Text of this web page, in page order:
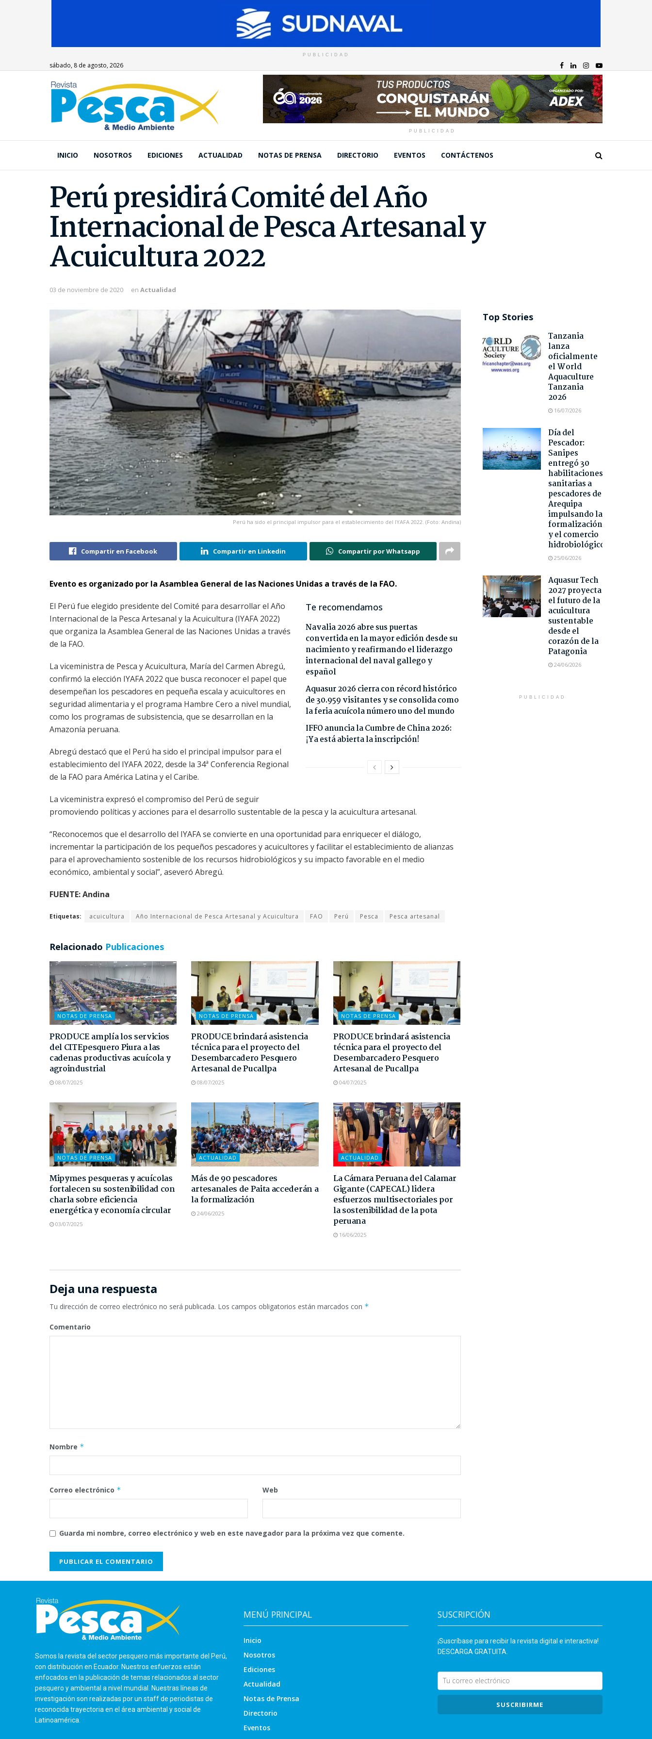
PUBLICIDAD
sábado, 8 de agosto, 2026
PUBLICIDAD
INICIO NOSOTROS EDICIONES ACTUALIDAD NOTAS DE PRENSA DIRECTORIO EVENTOS CONTÁCTENOS
Perú presidirá Comité del Año
Internacional de Pesca Artesanal y
Acuicultura 2022
03 de noviembre de 2020 en Actualidad
Perú ha sido el principal impulsor para el establecimiento del IYAFA 2022. (Foto: Andina)
Compartir en Facebook Compartir en Linkedin Compartir por Whatsapp
Evento es organizado por la Asamblea General de las Naciones Unidas a través de la FAO.
Te recomendamos
Navalia 2026 abre sus puertas
convertida en la mayor edición desde su
nacimiento y reafirmando el liderazgo
internacional del naval gallego y
español
Aquasur 2026 cierra con récord histórico
de 30.959 visitantes y se consolida como
la feria acuícola número uno del mundo
IFFO anuncia la Cumbre de China 2026:
¡Ya está abierta la inscripción!
El Perú fue elegido presidente del Comité para desarrollar el Año
Internacional de la Pesca Artesanal y la Acuicultura (IYAFA 2022)
que organiza la Asamblea General de las Naciones Unidas a través
de la FAO.
La viceministra de Pesca y Acuicultura, María del Carmen Abregú,
confirmó la elección IYAFA 2022 que busca reconocer el papel que
desempeñan los pescadores en pequeña escala y acuicultores en
seguridad alimentaria y el programa Hambre Cero a nivel mundial,
como los programas de subsistencia, que se desarrollan en la
Amazonía peruana.
Abregú destacó que el Perú ha sido el principal impulsor para el
establecimiento del IYAFA 2022, desde la 34ª Conferencia Regional
de la FAO para América Latina y el Caribe.
La viceministra expresó el compromiso del Perú de seguir
promoviendo políticas y acciones para el desarrollo sustentable de la pesca y la acuicultura artesanal.
“Reconocemos que el desarrollo del IYAFA se convierte en una oportunidad para enriquecer el diálogo,
incrementar la participación de los pequeños pescadores y acuicultores y facilitar el establecimiento de alianzas
para el aprovechamiento sostenible de los recursos hidrobiológicos y su impacto favorable en el medio
económico, ambiental y social”, aseveró Abregú.
FUENTE: Andina
Etiquetas: acuicultura Año Internacional de Pesca Artesanal y Acuicultura FAO Perú Pesca Pesca artesanal
Relacionado Publicaciones
NOTAS DE PRENSA
PRODUCE amplía los servicios
del CITEpesquero Piura a las
cadenas productivas acuícola y
agroindustrial
08/07/2025
NOTAS DE PRENSA
PRODUCE brindará asistencia
técnica para el proyecto del
Desembarcadero Pesquero
Artesanal de Pucallpa
08/07/2025
NOTAS DE PRENSA
PRODUCE brindará asistencia
técnica para el proyecto del
Desembarcadero Pesquero
Artesanal de Pucallpa
04/07/2025
NOTAS DE PRENSA
Mipymes pesqueras y acuícolas
fortalecen su sostenibilidad con
charla sobre eficiencia
energética y economía circular
03/07/2025
ACTUALIDAD
Más de 90 pescadores
artesanales de Paita accederán a
la formalización
24/06/2025
ACTUALIDAD
La Cámara Peruana del Calamar
Gigante (CAPECAL) lidera
esfuerzos multisectoriales por
la sostenibilidad de la pota
peruana
16/06/2025
Deja una respuesta
Tu dirección de correo electrónico no será publicada. Los campos obligatorios están marcados con *
Comentario
Nombre *
Correo electrónico * Web
Guarda mi nombre, correo electrónico y web en este navegador para la próxima vez que comente.
Top Stories
Tanzania
lanza
oficialmente
el World
Aquaculture
Tanzania
2026
16/07/2026
Día del
Pescador:
Sanipes
entregó 30
habilitaciones
sanitarias a
pescadores de
Arequipa
impulsando la
formalización
y el comercio
hidrobiológico
25/06/2026
Aquasur Tech
2027 proyecta
el futuro de la
acuicultura
sustentable
desde el
corazón de la
Patagonia
24/06/2026
PUBLICIDAD
Somos la revista del sector pesquero más importante del Perú,
con distribución en Ecuador. Nuestros esfuerzos están
enfocados en la publicación de temas relacionados al sector
pesquero y ambiental a nivel mundial. Nuestras líneas de
investigación son realizadas por un staff de periodistas de
reconocida trayectoria en el área ambiental y social de
Latinoamérica.
MENÚ PRINCIPAL
Inicio
Nosotros
Ediciones
Actualidad
Notas de Prensa
Directorio
Eventos
SUSCRIPCIÓN
¡Suscríbase para recibir la revista digital e interactiva!
DESCARGA GRATUITA.
SUSCRIBIRME